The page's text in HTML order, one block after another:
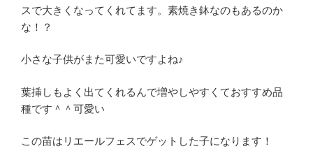
スで大きくなってくれてます。素焼き鉢なのもあるのか
な！？
小さな子供がまた可愛いですよね♪
葉挿しもよく出てくれるんで増やしやすくておすすめ品
種です＾＾可愛い
この苗はリエールフェスでゲットした子になります！